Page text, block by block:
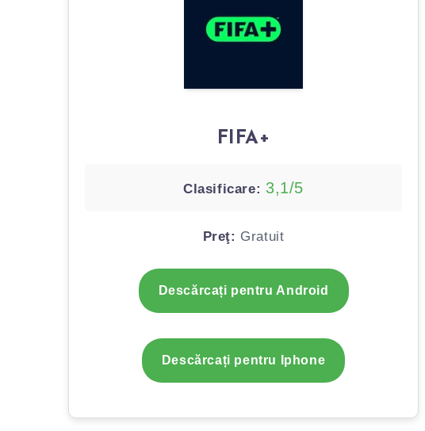
FIFA+
Clasificare: 3,1/5
Preţ: Gratuit
Descărcați pentru Android
Descărcați pentru Iphone